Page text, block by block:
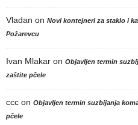
Vladan on Novi kontejneri za staklo i
Požarevcu
Ivan Mlakar on Objavljen termin
zaštite pčele
ccc on Objavljen termin suzbijanja
pčele